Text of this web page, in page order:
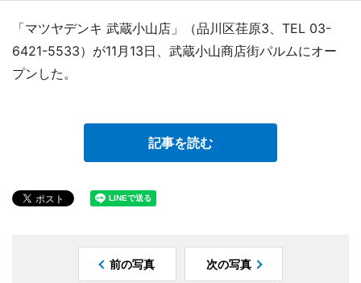
「マツヤデンキ 武蔵小山店」（品川区荏原3、TEL 03-
6421-5533）が11月13日、武蔵小山商店街パルムにオー
プンした。
記事を読む
前の写真 次の写真